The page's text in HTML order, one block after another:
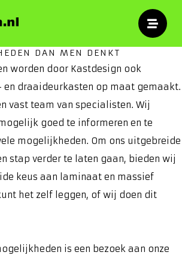
gemaakte schuifwandkasten,
meubelen.
DAN MEN DENKT
worden door Kastdesign ook
draaideurkasten op maat gemaakt.
vast team van specialisten. Wij
goed te informeren en te
mogelijkheden. Om ons uitgebreide
stap verder te laten gaan, bieden wij
keus aan laminaat en massief
het zelf leggen, of wij doen dit
is een bezoek aan onze